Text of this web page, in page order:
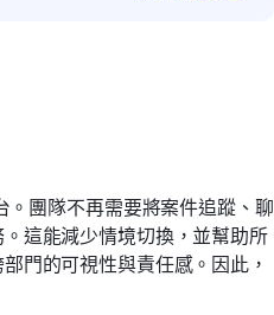
團隊不再需要將案件追蹤、聊
這能減少情境切換，並幫助所
門的可視性與責任感。因此，